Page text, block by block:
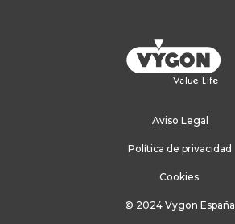
Aviso Legal
Política de privacidad
Cookies
© 2024 Vygon España